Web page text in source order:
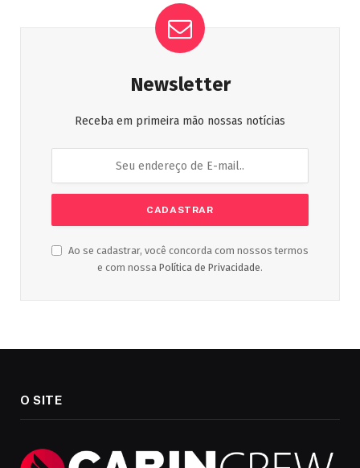
Newsletter
Receba em primeira mão nossas notícias
Ao se cadastrar, você concorda com nossos termos
e com nossa Política de Privacidade.
O SITE